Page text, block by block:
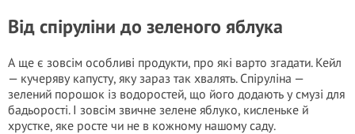
Від спіруліни до зеленого яблука
А ще є зовсім особливі продукти, про які варто згадати. Кейл
— кучеряву капусту, яку зараз так хвалять. Спіруліна —
зелений порошок із водоростей, що його додають у смузі для
бадьорості. І зовсім звичне зелене яблуко, кисленьке й
хрустке, яке росте чи не в кожному нашому саду.